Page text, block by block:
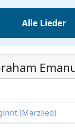
Alle Lieder
(Märzlied)